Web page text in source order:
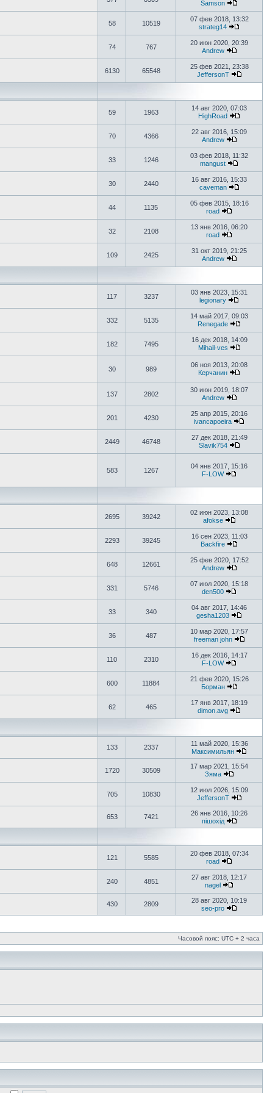
Samson
58 10519
07 фев 2018, 13:32
strateg14
74 767
20 июн 2020, 20:39
Аndrew
6130 65548
25 фев 2021, 23:38
JeffersonT
59 1963
14 авг 2020, 07:03
HighRoad
70 4366
22 авг 2016, 15:09
Аndrew
33 1246
03 фев 2018, 11:32
mangust
30 2440
16 авг 2016, 15:33
caveman
44 1135
05 фев 2015, 18:16
road
32 2108
13 янв 2016, 06:20
road
109 2425
31 окт 2019, 21:25
Аndrew
117 3237
03 янв 2023, 15:31
legionary
332 5135
14 май 2017, 09:03
Renegade
182 7495
16 дек 2018, 14:09
Mihail-ves
30 989
06 ноя 2013, 20:08
Керчанин
137 2802
30 июн 2019, 18:07
Аndrew
201 4230
25 апр 2015, 20:16
ivancapoeira
2449 46748
27 дек 2018, 21:49
Slavik754
583 1267
04 янв 2017, 15:16
F-LOW
2695 39242
02 июн 2023, 13:08
afokse
2293 39245
16 сен 2023, 11:03
Backfire
648 12661
25 фев 2020, 17:52
Аndrew
331 5746
07 июл 2020, 15:18
den500
33 340
04 авг 2017, 14:46
gesha1203
36 487
10 мар 2020, 17:57
freeman john
110 2310
16 дек 2016, 14:17
F-LOW
600 11884
21 фев 2020, 15:26
Борман
62 465
17 янв 2017, 18:19
dimon.avg
133 2337
11 май 2020, 15:36
Максимильян
1720 30509
17 мар 2021, 15:54
Зяма
705 10830
12 июл 2026, 15:09
JeffersonT
653 7421
26 янв 2016, 10:26
пішохід
121 5585
20 фев 2018, 07:34
road
240 4851
27 авг 2018, 12:17
nagel
430 2809
28 авг 2020, 10:19
seo-pro
Часовой пояс: UTC + 2 часа